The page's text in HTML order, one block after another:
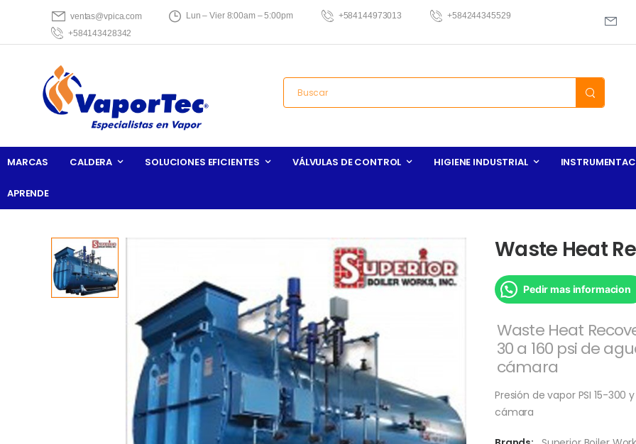
ventas@vpica.com Lun – Vier 8:00am – 5:00pm +584144973013
+584244345529
+584143428342
MARCAS CALDERA SOLUCIONES EFICIENTES VÁLVULAS DE CONTROL HIGIENE INDUSTRIAL
APRENDE
Waste Heat
Pedir mas informacion
Waste Heat
30 a 160 psi de
cámara
Presión de vapor PSI 15-
cámara